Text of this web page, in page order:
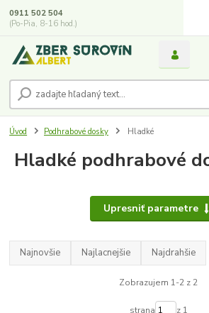
0911 502 504
(Po-Pia, 8-16 hod.)
Úvod Podhrabové dosky Hladké
Hladké podhrabové
Upresniť parametre
Najnovšie Najlacnejšie Najdrahšie
Zobrazujem 1-2 z 2
strana z 1